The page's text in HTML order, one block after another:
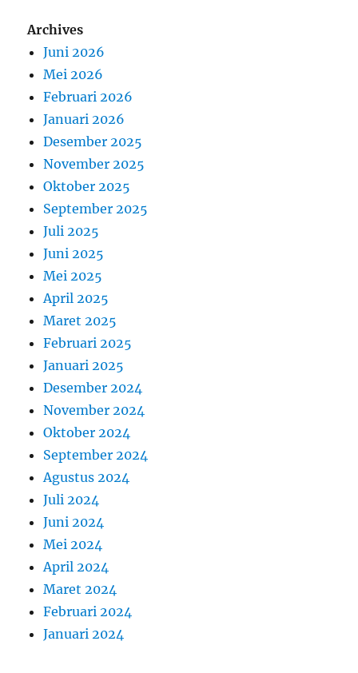
Archives
Juni 2026
Mei 2026
Februari 2026
Januari 2026
Desember 2025
November 2025
Oktober 2025
September 2025
Juli 2025
Juni 2025
Mei 2025
April 2025
Maret 2025
Februari 2025
Januari 2025
Desember 2024
November 2024
Oktober 2024
September 2024
Agustus 2024
Juli 2024
Juni 2024
Mei 2024
April 2024
Maret 2024
Februari 2024
Januari 2024